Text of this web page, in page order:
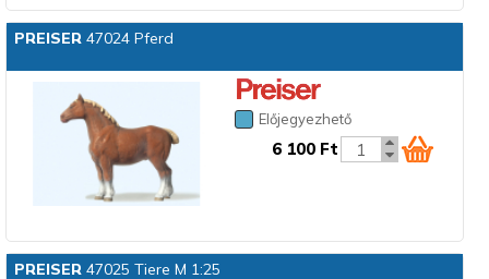
PREISER47024 Pferd
Előjegyezhető
6 100 Ft
PREISER47025 Tiere M 1:25